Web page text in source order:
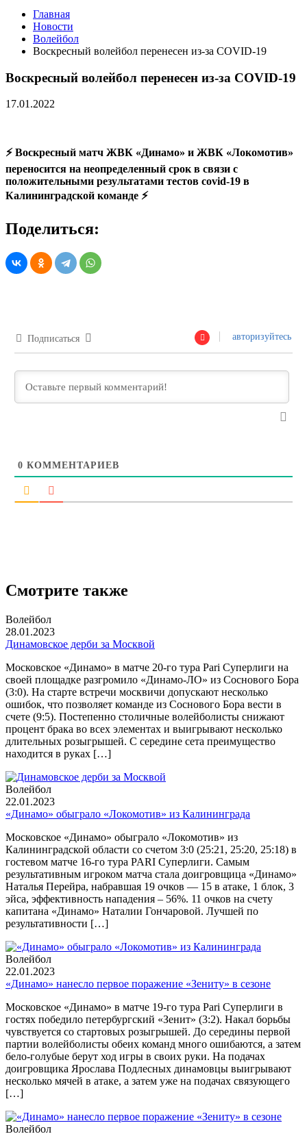
Главная
Новости
Волейбол
Воскресный волейбол перенесен из-за COVID-19
Воскресный волейбол перенесен из-за COVID-19
17.01.2022
⚡️ Воскресный матч ЖВК «Динамо» и ЖВК «Локомотив»
переносится на неопределенный срок в связи с
положительными результатами тестов covid-19 в
Калининградской команде ⚡️
Поделиться:
Подписаться авторизуйтесь
0 КОММЕНТАРИЕВ
Смотрите также
Волейбол
28.01.2023
Динамовское дерби за Москвой
Московское «Динамо» в матче 20-го тура Pari Суперлиги на
своей площадке разгромило «Динамо-ЛО» из Соснового Бора
(3:0). На старте встречи москвичи допускают несколько
ошибок, что позволяет команде из Соснового Бора вести в
счете (9:5). Постепенно столичные волейболисты снижают
процент брака во всех элементах и выигрывают несколько
длительных розыгрышей. С середине сета преимущество
находится в руках […]
Волейбол
22.01.2023
«Динамо» обыграло «Локомотив» из Калининграда
Московское «Динамо» обыграло «Локомотив» из
Калининградской области со счетом 3:0 (25:21, 25:20, 25:18) в
гостевом матче 16-го тура PARI Суперлиги. Самым
результативным игроком матча стала доигровщица «Динамо»
Наталья Перейра, набравшая 19 очков — 15 в атаке, 1 блок, 3
эйса, эффективность нападения – 56%. 11 очков на счету
капитана «Динамо» Наталии Гончаровой. Лучшей по
результативности […]
Волейбол
22.01.2023
«Динамо» нанесло первое поражение «Зениту» в сезоне
Московское «Динамо» в матче 19-го тура Pari Суперлиги в
гостях победило петербургский «Зенит» (3:2). Накал борьбы
чувствуется со стартовых розыгрышей. До середины первой
партии волейболисты обеих команд много ошибаются, а затем
бело-голубые берут ход игры в своих руки. На подачах
доигровщика Ярослава Подлесных динамовцы выигрывают
несколько мячей в атаке, а затем уже на подачах связующего
[…]
Волейбол